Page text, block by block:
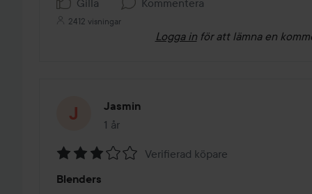
Gilla Kommentera
2412 visningar
Logga in för att lämna en
Jasmin
1 år
Inlägget skapades 1 år
3
Verifierad köpare
Blenders